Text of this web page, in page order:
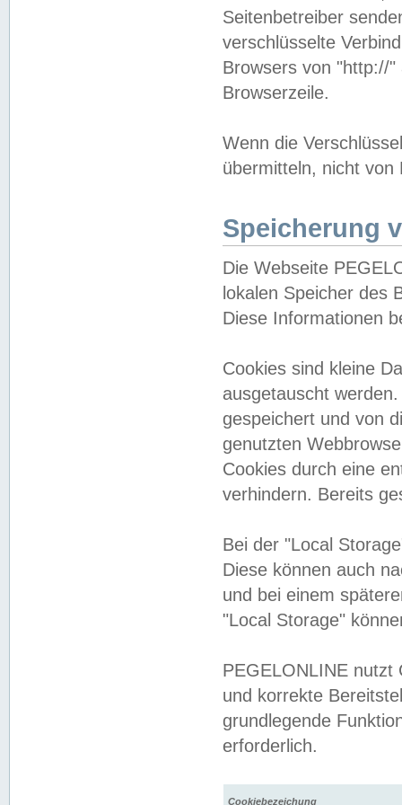
Seitenbetreiber
verschlüsselte
Browsers von "http://
Browserzeile.
Wenn die
übermitteln, nicht von
Speicherung
Die Webseite
lokalen Speicher des
Diese Informationen
Cookies sind kleine
ausgetauscht
gespeichert und von
genutzten
Cookies durch eine
verhindern. Bereits
Bei der "Local
Diese können auch
und bei einem
"Local Storage"
PEGELONLINE nutzt
und korrekte
grundlegende
erforderlich.
Cookiebezeichung